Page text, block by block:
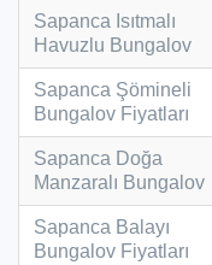
Sapanca Isıtmalı
Havuzlu Bungalov
Sapanca Şömineli
Bungalov Fiyatları
Sapanca Doğa
Manzaralı Bungalov
Sapanca Balayı
Bungalov Fiyatları